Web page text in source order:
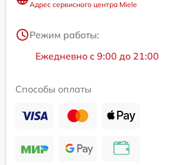
Адрес сервисного центра Miele
Режим работы:
Ежедневно с 9:00 до 21:00
Способы оплаты